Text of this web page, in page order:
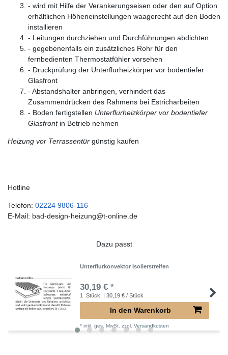
- wird mit Hilfe der Verankerungseisen oder den auf Option
erhältlichen Höheneinstellungen waagerecht auf den Boden
installieren
- Leitungen durchziehen und Durchführungen abdichten
- gegebenenfalls ein zusätzliches Rohr für den
fernbedienten Thermostatfühler vorsehen
- Druckprüfung der Unterflurheizkörper vor bodentiefer
Glasfront
- Abstandshalter anbringen, verhindert das
Zusammendrücken des Rahmens bei Estricharbeiten
- Boden fertigstellen Unterflurheizkörper vor bodentiefer
Glasfrontin Betrieb nehmen
Heizung vor Terrassentür günstig kaufen
Hotline
Telefon: 02224 9806-116
E-Mail: bad-design-heizung@t-online.de
Dazu passt
Unterflurkonvektor Isolierstreifen
30,19 € *
1 Stück | 30,19 € / Stück
In den Warenkorb
*inkl. ges. MwSt. zzgl.Versandkosten